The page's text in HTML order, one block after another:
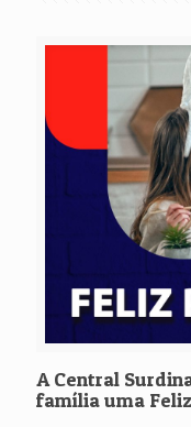
A Central
família uma